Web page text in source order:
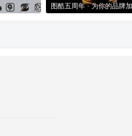
图酷五周年 · 为你的品牌